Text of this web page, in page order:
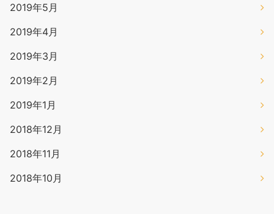
2019年5月
2019年4月
2019年3月
2019年2月
2019年1月
2018年12月
2018年11月
2018年10月